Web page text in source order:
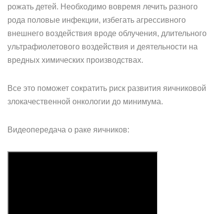
рожать детей. Необходимо вовремя лечить разного
рода половые инфекции, избегать агрессивного
внешнего воздействия вроде облучения, длительного
ультрафиолетового воздействия и деятельности на
вредных химических производствах.
Все это поможет сократить риск развития яичниковой
злокачественной онкологии до минимума.
Видеопередача о раке яичников: